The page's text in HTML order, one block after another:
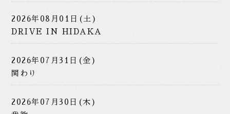
2026年08月01日(土)
DRIVE IN HIDAKA
2026年07月31日(金)
関わり
2026年07月30日(木)